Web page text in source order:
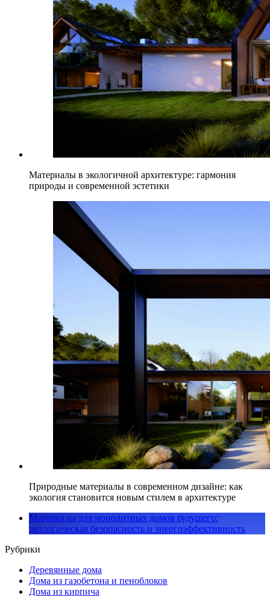
Материалы в экологичной архитектуре: гармония
природы и современной эстетики
Природные материалы в современном дизайне: как
экология становится новым стилем в архитектуре
Материалы для монолитных домов будущего:
экологическая безопасность и энергоэффективность
Рубрики
Деревянные дома
Дома из газобетона и пеноблоков
Дома из кирпича